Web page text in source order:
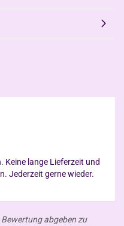
Keine lange Lieferzeit und
abgeben zu